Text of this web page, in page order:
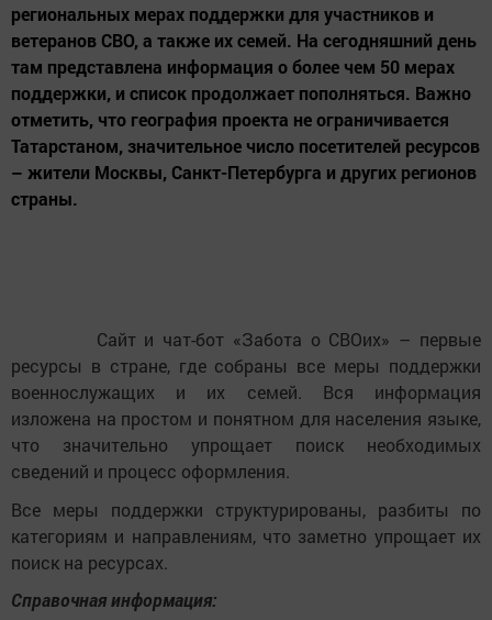
региональных мерах поддержки для участников и
ветеранов СВО, а также их семей. На сегодняшний день
там представлена информация о более чем 50 мерах
поддержки, и список продолжает пополняться. Важно
отметить, что география проекта не ограничивается
Татарстаном, значительное число посетителей ресурсов
– жители Москвы, Санкт-Петербурга и других регионов
страны.
Сайт и чат-бот «Забота о СВОих» – первые
ресурсы в стране, где собраны все меры поддержки
военнослужащих и их семей. Вся информация
изложена на простом и понятном для населения языке,
что значительно упрощает поиск необходимых
сведений и процесс оформления.
Все меры поддержки структурированы, разбиты по
категориям и направлениям, что заметно упрощает их
поиск на ресурсах.
Справочная информация: